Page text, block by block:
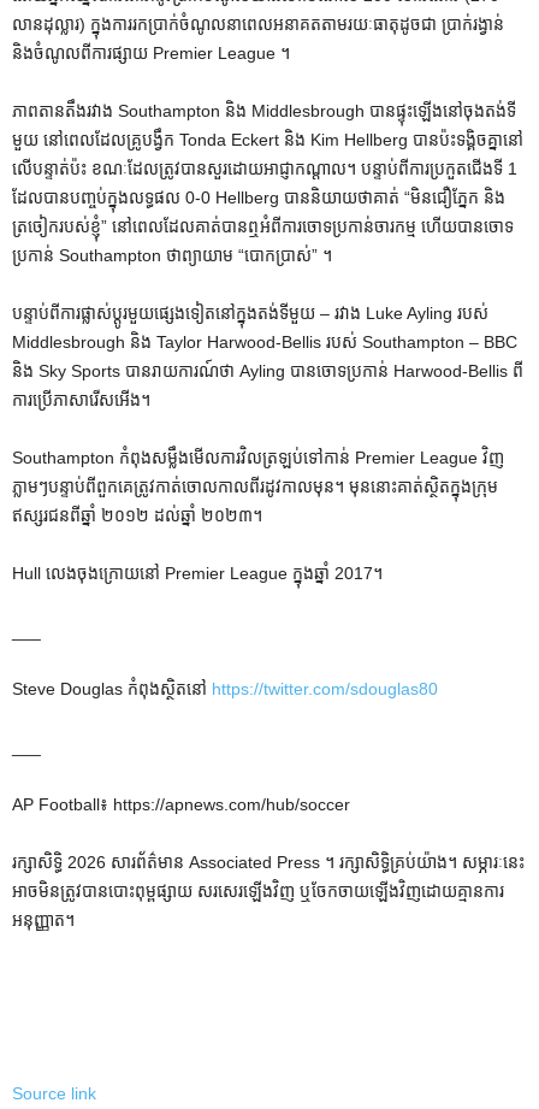
លានដុល្លារ) ក្នុងការរកប្រាក់ចំណូលនាពេលអនាគតតាមរយៈធាតុដូចជា ប្រាក់រង្វាន់
និងចំណូលពីការផ្សាយ Premier League ។
ភាព​តានតឹង​រវាង Southampton និង Middlesbrough បាន​ផ្ទុះ​ឡើង​នៅ​ចុង​តង់​ទី​
មួយ នៅ​ពេល​ដែល​គ្រូ​បង្វឹក Tonda Eckert និង Kim Hellberg បាន​ប៉ះ​ទង្គិច​គ្នា​នៅ​
លើ​បន្ទាត់​ប៉ះ ខណៈ​ដែល​ត្រូវ​បាន​សួរ​ដោយ​អាជ្ញាកណ្តាល។ បន្ទាប់ពីការប្រកួតជើងទី 1
ដែលបានបញ្ចប់ក្នុងលទ្ធផល 0-0 Hellberg បាននិយាយថាគាត់ “មិនជឿភ្នែក និង
ត្រចៀករបស់ខ្ញុំ” នៅពេលដែលគាត់បានឮអំពីការចោទប្រកាន់ចារកម្ម ហើយបានចោទ
ប្រកាន់ Southampton ថាព្យាយាម “បោកប្រាស់” ។
បន្ទាប់ពីការផ្លាស់ប្តូរមួយផ្សេងទៀតនៅក្នុងតង់ទីមួយ – រវាង Luke Ayling របស់
Middlesbrough និង Taylor Harwood-Bellis របស់ Southampton – BBC
និង Sky Sports បានរាយការណ៍ថា Ayling បានចោទប្រកាន់ Harwood-Bellis ពី
ការប្រើភាសារើសអើង។
Southampton កំពុងសម្លឹងមើលការវិលត្រឡប់ទៅកាន់ Premier League វិញ
ភ្លាមៗបន្ទាប់ពីពួកគេត្រូវកាត់ចោលកាលពីរដូវកាលមុន។ មុន​នោះ​គាត់​ស្ថិត​ក្នុង​ក្រុម​
ឥស្សរជន​ពី​ឆ្នាំ ២០១២ ដល់​ឆ្នាំ ២០២៣។
Hull លេងចុងក្រោយនៅ Premier League ក្នុងឆ្នាំ 2017។
Steve Douglas កំពុងស្ថិតនៅ https://twitter.com/sdouglas80
AP Football៖ https://apnews.com/hub/soccer
រក្សាសិទ្ធិ 2026 សារព័ត៌មាន Associated Press ។ រក្សាសិទ្ធិគ្រប់យ៉ាង។ សម្ភារៈនេះ
អាចមិនត្រូវបានបោះពុម្ពផ្សាយ សរសេរឡើងវិញ ឬចែកចាយឡើងវិញដោយគ្មានការ
អនុញ្ញាត។
Source link